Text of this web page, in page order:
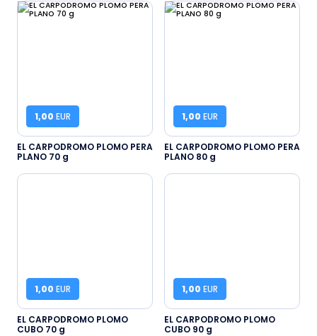
1,00 EUR
EL CARPODROMO PLOMO PERA
PLANO 70 g
1,00 EUR
EL CARPODROMO PLOMO PERA
PLANO 80 g
1,00 EUR
EL CARPODROMO PLOMO
CUBO 70 g
1,00 EUR
EL CARPODROMO PLOMO
CUBO 90 g